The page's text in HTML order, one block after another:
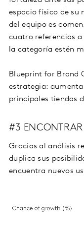
espacio físico de su
del equipo es
cuatro referencias
la categoría estén
Blueprint for Brand
estrategia:
principales tiendas
#3 ENCONTRAR
Gracias al análisis
duplica sus
encuentra nuevos